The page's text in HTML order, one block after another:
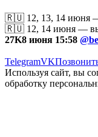
🇷🇺 12, 13, 14 июня —
🇷🇺 12, 14 июня —
27K8 июня 15:58
TelegramVK
Используя сайт, вы
обработку